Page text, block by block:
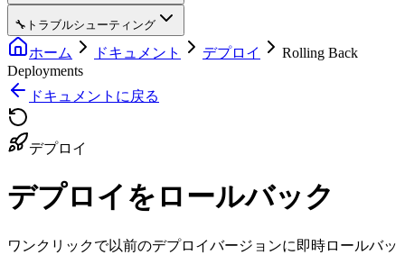
🔧 トラブルシューティング
ホーム ドキュメント デプロイ
Rolling Back
Deployments
ドキュメントに戻る
デプロイ
デプロイをロールバック
ワンクリックで以前のデプロイバージョンに即時ロールバッ